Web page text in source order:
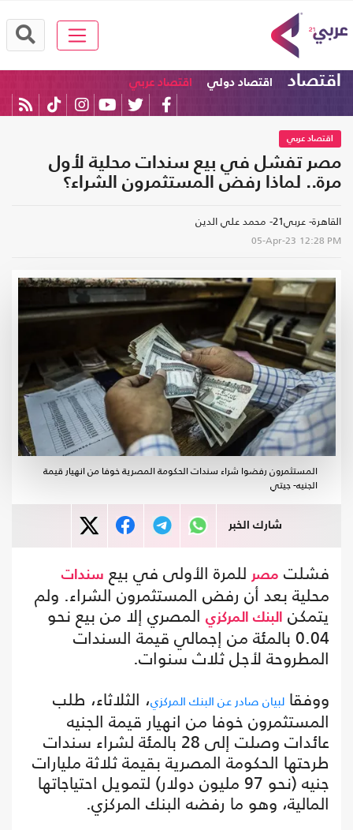
اقتصاد اقتصاد دولي اقتصاد عربي
اقتصاد عربي
مصر تفشل في بيع سندات محلية لأول
مرة.. لماذا رفض المستثمرون الشراء؟
القاهرة- عربي21- محمد علي الدين
05-Apr-23 12:28 PM
المستثمرون رفضوا شراء سندات الحكومة المصرية خوفا من انهيار قيمة
الجنيه- جيتي
شارك الخبر
فشلت مصر للمرة الأولى في بيع سندات
محلية بعد أن رفض المستثمرون الشراء. ولم
يتمكن البنك المركزي المصري إلا من بيع نحو
0.04 بالمئة من إجمالي قيمة السندات
المطروحة لأجل ثلاث سنوات.
ووفقا لبيان صادر عن البنك المركزي، الثلاثاء، طلب
المستثمرون خوفا من انهيار قيمة الجنيه
عائدات وصلت إلى 28 بالمئة لشراء سندات
طرحتها الحكومة المصرية بقيمة ثلاثة مليارات
جنيه (نحو 97 مليون دولار) لتمويل احتياجاتها
المالية، وهو ما رفضه البنك المركزي.